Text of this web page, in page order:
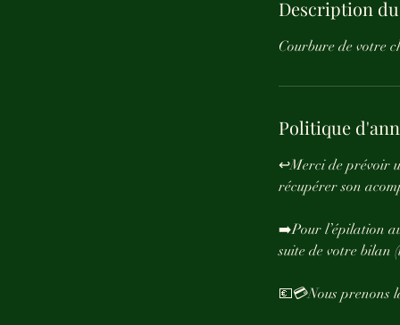
Description
Courbure de votre
Politique
↩️Merci de prévoir
récupérer son
➡️Pour l’épilation
suite de votre bilan
💶💳Nous prenons